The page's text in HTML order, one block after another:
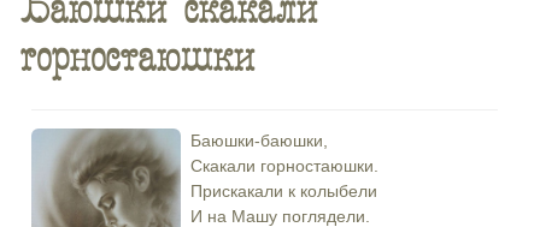
горностаюшки
Баюшки-баюшки,
Скакали горностаюшки.
Прискакали к колыбели
И на Машу поглядели.